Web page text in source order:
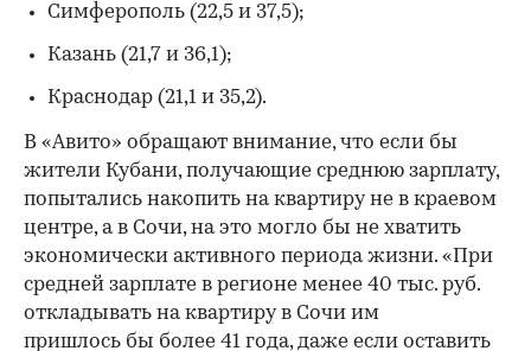
Симферополь (22,5 и 37,5);
Казань (21,7 и 36,1);
Краснодар (21,1 и 35,2).
В «Авито» обращают внимание, что если бы
жители Кубани, получающие среднюю зарплату,
попытались накопить на квартиру не в краевом
центре, а в Сочи, на это могло бы не хватить
экономически активного периода жизни. «При
средней зарплате в регионе менее 40 тыс. руб.
откладывать на квартиру в Сочи им
пришлось бы более 41 года, даже если оставить